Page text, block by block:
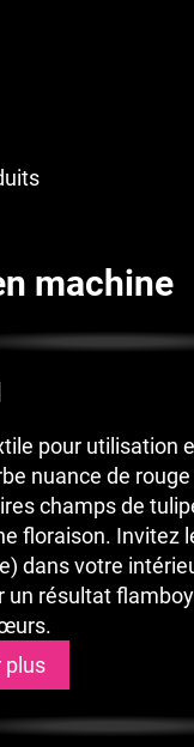
navigation
machine
pour utilisation
nuance de
champs de
floraison. Invitez
dans votre
un résultat
plus